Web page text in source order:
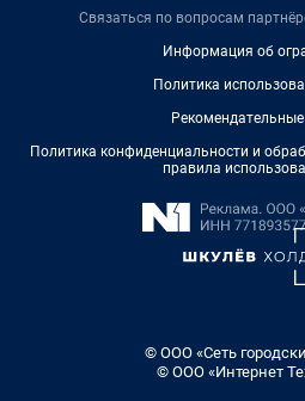
Связаться по вопросам
Информация об
Политика
Политика конфиденциальности и
правила
© ООО «Сеть
© ООО «Интернет